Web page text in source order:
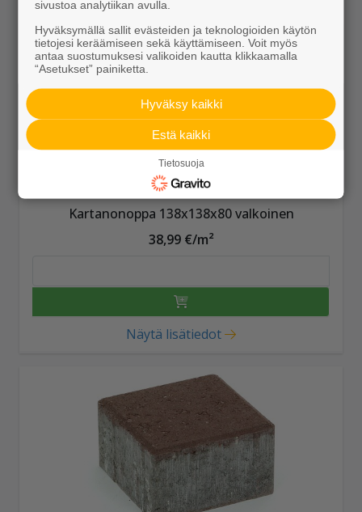
Kartanonoppa 138x138x80 valkoinen
38,99 €/m²
Näytä lisätiedot
sivustoa analytiikan avulla.
Hyväksymällä sallit evästeiden ja teknologioiden käytön
tietojesi keräämiseen sekä käyttämiseen. Voit myös
antaa suostumuksesi valikoiden kautta klikkaamalla
“Asetukset” painiketta.
Hyväksy kaikki
Estä kaikki
Tietosuoja